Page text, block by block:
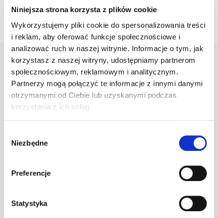
Niniejsza strona korzysta z plików cookie
Wykorzystujemy pliki cookie do spersonalizowania treści
i reklam, aby oferować funkcje społecznościowe i
analizować ruch w naszej witrynie. Informacje o tym, jak
korzystasz z naszej witryny, udostępniamy partnerom
społecznościowym, reklamowym i analitycznym.
Partnerzy mogą połączyć te informacje z innymi danymi
otrzymanymi od Ciebie lub uzyskanymi podczas
korzystania z ich usług.
zgody
Niezbędne
Preferencje
Statystyka
Warianty Opis Specyfikacja